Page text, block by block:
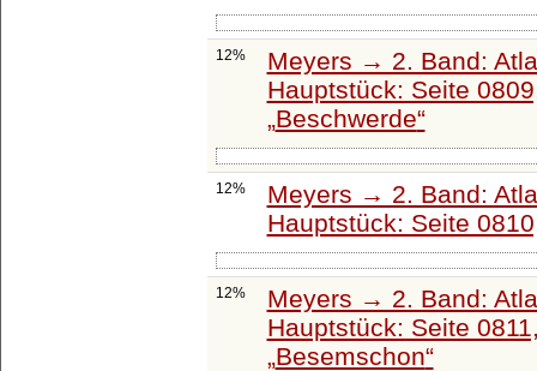
12%
Meyers → 2. Band:
Hauptstück: Seite
Beschwerde
12%
Meyers → 2. Band:
Hauptstück: Seite
12%
Meyers → 2. Band:
Hauptstück: Seite
Besemschon